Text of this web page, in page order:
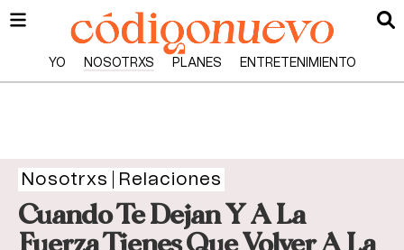
YO NOSOTRXS PLANES ENTRETENIMIENTO
Nosotrxs Relaciones
Cuando Te Dejan Y A La
Fuerza Tienes Que Volver A La